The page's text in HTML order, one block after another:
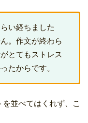
い経ちました
。作文が終わら
とてもストレス
たからです。
並べてはくれず、こ